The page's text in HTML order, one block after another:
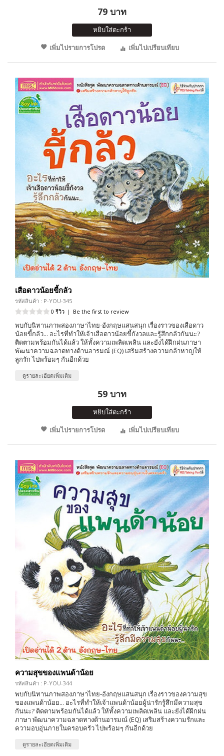
79 บาท
หยิบใส่ตะกร้า
เพิ่มไปรายการโปรด
เพิ่มไปเปรียบเทียบ
เสือดาวน้อยขี้กลัว
รหัสสินค้า : P-YOU-345
0 รีวิว | Be the first to review
พบกับนิทานภาพสองภาษาไทย-อังกฤษแสนสนุก เรื่องราวของเสือดาว
น้อยขี้กลัว... อะไรที่ทำให้เจ้าเสือดาวน้อยขี้กังวลและรู้สึกกลัวกันนะ?
ติดตามพร้อมกันได้แล้ว ให้ทั้งความเพลิดเพลิน และยังได้ฝึกฝนภาษา
พัฒนาความฉลาดทางด้านอารมณ์ (EQ) เสริมสร้างความกล้าหาญให้
ลูกรัก ไปพร้อมๆ กันอีกด้วย
ดูรายละเอียดเพิ่มเติม
59 บาท
หยิบใส่ตะกร้า
เพิ่มไปรายการโปรด
เพิ่มไปเปรียบเทียบ
ความสุขของแพนด้าน้อย
รหัสสินค้า : P-YOU-344
พบกับนิทานภาพสองภาษาไทย-อังกฤษแสนสนุก เรื่องราวของความสุข
ของแพนด้าน้อย... อะไรที่ทำให้เจ้าแพนด้าน้อยผู้น่ารักรู้สึกมีความสุข
กันนะ? ติดตามพร้อมกันได้แล้ว ให้ทั้งความเพลิดเพลิน และยังได้ฝึกฝน
ภาษา พัฒนาความฉลาดทางด้านอารมณ์ (EQ) เสริมสร้างความรักและ
ความอบอุ่นภายในครอบครัว ไปพร้อมๆ กันอีกด้วย
ดูรายละเอียดเพิ่มเติม